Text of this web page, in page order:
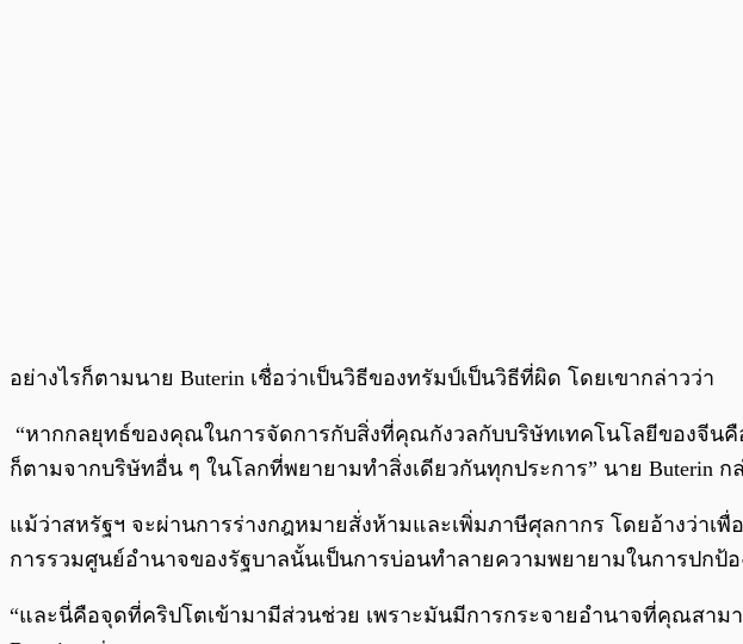
อย่างไรก็ตามนาย Buterin เชื่อว่าเป็นวิธีของทรัมป์เป็นวิธีที่ผิด โดยเขากล่าวว่า
“หากกลยุทธ์ของคุณในการจัดการกับสิ่งที่คุณกังวลกับบริษัทเทคโนโลยีของจีน
ก็ตามจากบริษัทอื่น ๆ ในโลกที่พยายามทำสิ่งเดียวกันทุกประการ” นาย Buterin ก
แม้ว่าสหรัฐฯ จะผ่านการร่างกฎหมายสั่งห้ามและเพิ่มภาษีศุลกากร โดยอ้างว่า
การรวมศูนย์อำนาจของรัฐบาลนั้นเป็นการบ่อนทำลายความพยายามในการปกป้
“และนี่คือจุดที่คริปโตเข้ามามีส่วนช่วย เพราะมันมีการกระจายอำนาจที่คุณสาม